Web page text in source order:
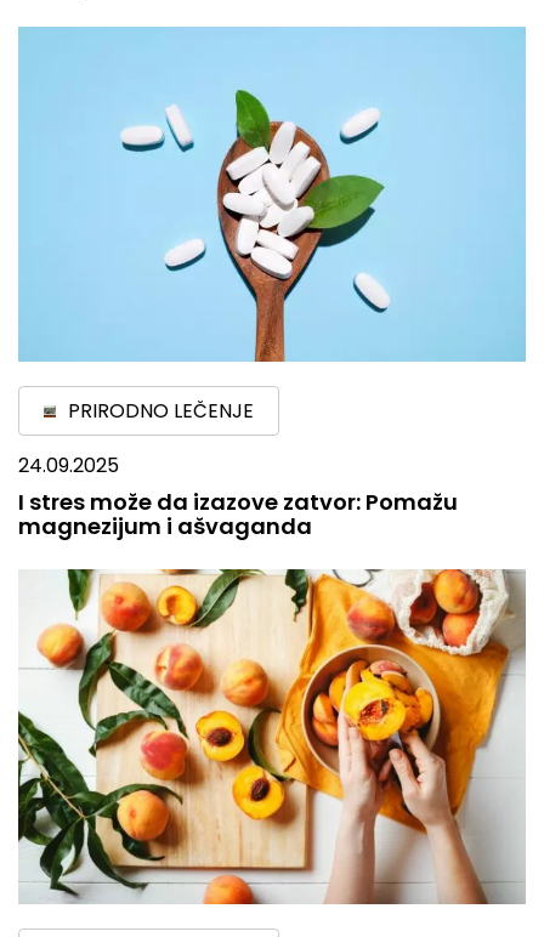
PRIRODNO LEČENJE
24.09.2025
I stres može da izazove zatvor: Pomažu
magnezijum i ašvaganda